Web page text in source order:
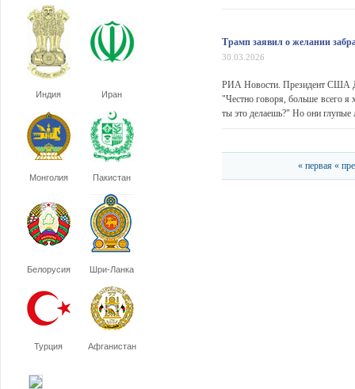
Индия Иран
Монголия Пакистан
Белорусия Шри-Ланка
Турция Афганистан
Трамп заявил о желании
30.03.2026
РИА Новости. Президент США
"Честно говоря, больше всего
ты это делаешь?" Но они
« первая «